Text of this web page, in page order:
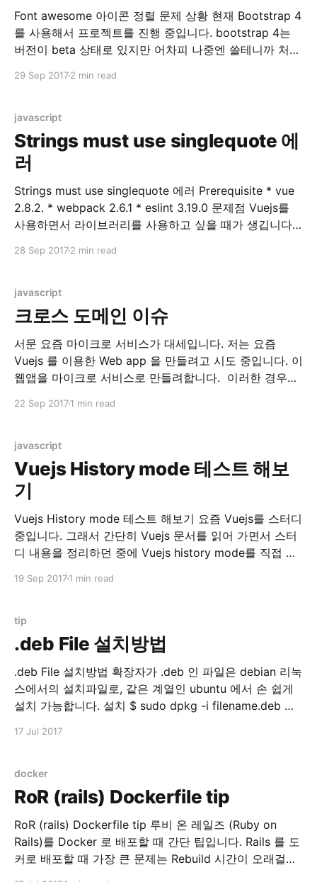
Font awesome 아이콘 정렬 문제 상황 현재 Bootstrap 4
를 사용해서 프로젝트를 진행 중입니다. bootstrap 4는
버전이 beta 상태로 있지만 어차피 나중엔 쓸테니까 처음
입니다. Bootstrap 4 에는 기존에 있던 Glyphicons 가 사
서 기존 Glyphicons
29 Sep 20172 min read
javascript
Strings must use singlequote 에
러
Strings must use singlequote 에러 Prerequisite * vue
2.8.2. * webpack 2.6.1 * eslint 3.19.0 문제점 Vuejs를
사용하면서 라이브러리를 사용하고 싶을 때가 생깁니다.
GitHub - vuejs/awesome-vue: A curated list of
28 Sep 20172 min read
javascript
크로스 도메인 이슈
서문 요즘 마이크로 서비스가 대세입니다. 저는 요즘
Vuejs 를 이용한 Web app 을 만들려고 시도 중입니다. 이
웹앱을 마이크로 서비스로 만들려합니다. 이러한 경우에
Origin Resource Sharing) 이슈입니다. 환경 현재 시스템
localhost:8082에 떠있는 Web
22 Sep 20171 min read
javascript
Vuejs History mode 테스트 해보
기
Vuejs History mode 테스트 해보기 요즘 Vuejs를 스터디
중입니다. 그래서 간단히 Vuejs 문서를 읽어 가면서 스터
디 내용을 정리하던 중에 Vuejs history mode를 직접 테
는 필수라고 생각 되었거든요. HTML5 History 모드 ·
해보기 위해서는 서버 설정이 필요한데, 간단한 기본
19 Sep 20171 min read
tip
.deb File 설치방법
.deb File 설치방법 확장자가 .deb 인 파일은 debian 리눅
스에서의 설치파일로, 같은 계열인 ubuntu 에서 손 쉽게
설치 가능합니다. 설치 $ sudo dpkg -i filename.deb 제
17 Jul 2017
docker
RoR (rails) Dockerfile tip
RoR (rails) Dockerfile tip 루비 온 레일즈 (Ruby on
Rails)를 Docker 로 배포할 때 간단 팁입니다. Rails 를 도
커로 배포할 때 가장 큰 문제는 Rebuild 시간이 오래걸린